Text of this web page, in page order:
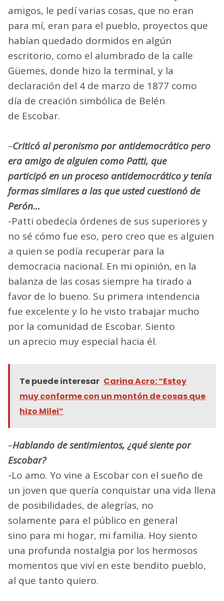
amigos, le pedí varias cosas, que no eran
para mí, eran para el pueblo, proyectos que
habían quedado dormidos en algún
escritorio, como el alumbrado de la calle
Güemes, donde hizo la terminal, y la
declaración del 4 de marzo de 1877 como
día de creación simbólica de Belén
de Escobar.
–Criticó al peronismo por antidemocrático pero
era amigo de alguien como Patti, que
participó en un proceso antidemocrático y tenía
formas similares a las que usted cuestionó de
Perón…
-Patti obedecía órdenes de sus superiores y
no sé cómo fue eso, pero creo que es alguien
a quien se podía recuperar para la
democracia nacional. En mi opinión, en la
balanza de las cosas siempre ha tirado a
favor de lo bueno. Su primera intendencia
fue excelente y lo he visto trabajar mucho
por la comunidad de Escobar. Siento
un aprecio muy especial hacia él.
Te puede interesar Carina Acro: “Estoy
muy conforme con un montón de cosas que
hizo Milei”
–Hablando de sentimientos, ¿qué siente por
Escobar?
-Lo amo. Yo vine a Escobar con el sueño de
un joven que quería conquistar una vida llena
de posibilidades, de alegrías, no
solamente para el público en general
sino para mi hogar, mi familia. Hoy siento
una profunda nostalgia por los hermosos
momentos que viví en este bendito pueblo,
al que tanto quiero.